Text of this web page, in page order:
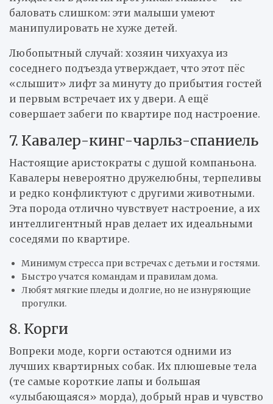
баловать слишком: эти малыши умеют
манипулировать не хуже детей.
Любопытный случай: хозяин чихуахуа из
соседнего подъезда утверждает, что этот пёс
«слышит» лифт за минуту до прибытия гостей
и первым встречает их у двери. А ещё
совершает забеги по квартире под настроение.
7. Кавалер-кинг-чарльз-спаниель
Настоящие аристократы с душой компаньона.
Кавалеры невероятно дружелюбны, терпеливы
и редко конфликтуют с другими животными.
Эта порода отлично чувствует настроение, а их
интеллигентный нрав делает их идеальными
соседями по квартире.
Минимум стресса при встречах с детьми и гостями.
Быстро учатся командам и правилам дома.
Любят мягкие пледы и долгие, но не изнуряющие
прогулки.
8. Корги
Вопреки моде, корги остаются одними из
лучших квартирных собак. Их плюшевые тела
(те самые короткие лапы и большая
«улыбающаяся» морда), добрый нрав и чувство